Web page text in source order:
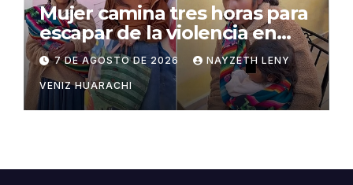
Mujer camina tres horas para
escapar de la violencia en
Potosí
7 DE AGOSTO DE 2026 NAYZETH LENY
VENIZ HUARACHI